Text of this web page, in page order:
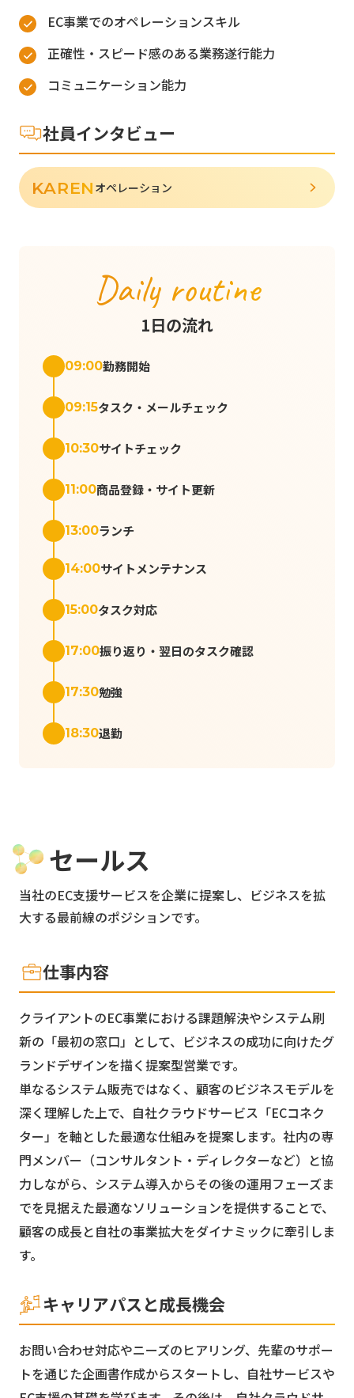
EC事業でのオペレーションスキル
正確性・スピード感のある業務遂行能力
コミュニケーション能力
社員インタビュー
KAREN オペレーション
Daily routine
1日の流れ
09:00勤務開始
09:15タスク・メールチェック
10:30サイトチェック
11:00商品登録・サイト更新
13:00ランチ
14:00サイトメンテナンス
15:00タスク対応
17:00振り返り・翌日のタスク確認
17:30勉強
18:30退勤
セールス
当社のEC支援サービスを企業に提案し、ビジネスを拡
大する最前線のポジションです。
仕事内容
クライアントのEC事業における課題解決やシステム刷
新の「最初の窓口」として、ビジネスの成功に向けたグ
ランドデザインを描く提案型営業です。
単なるシステム販売ではなく、顧客のビジネスモデルを
深く理解した上で、自社クラウドサービス「ECコネク
ター」を軸とした最適な仕組みを提案します。社内の専
門メンバー（コンサルタント・ディレクターなど）と協
力しながら、システム導入からその後の運用フェーズま
でを見据えた最適なソリューションを提供することで、
顧客の成長と自社の事業拡大をダイナミックに牽引しま
す。
キャリアパスと成長機会
お問い合わせ対応やニーズのヒアリング、先輩のサポー
トを通じた企画書作成からスタートし、自社サービスや